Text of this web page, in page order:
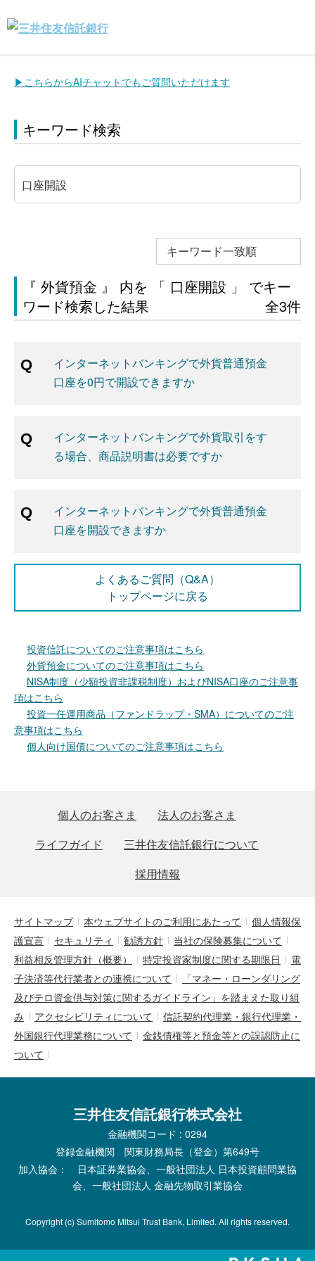
▶こちらからAIチャットでもご質問いただけます
キーワード検索
キーワード一致順
『 外貨預金 』 内を 「 口座開設 」 でキー
ワード検索した結果
全3件
インターネットバンキングで外貨普通預金
口座を0円で開設できますか
インターネットバンキングで外貨取引をす
る場合、商品説明書は必要ですか
インターネットバンキングで外貨普通預金
口座を開設できますか
よくあるご質問（Q&A）
トップページに戻る
投資信託についてのご注意事項はこちら
外貨預金についてのご注意事項はこちら
NISA制度（少額投資非課税制度）およびNISA口座のご注意事
項はこちら
投資一任運用商品（ファンドラップ・SMA）についてのご注
意事項はこちら
個人向け国債についてのご注意事項はこちら
個人のお客さま
法人のお客さま
ライフガイド
三井住友信託銀行について
採用情報
サイトマップ 本ウェブサイトのご利用にあたって
個人情報保
護宣言
セキュリティ 勧誘方針
当社の保険募集について
利益相反管理方針（概要）
特定投資家制度に関する期限日
電
子決済等代行業者との連携について
「マネー・ローンダリング
及びテロ資金供与対策に関するガイドライン」を踏まえた取り組
み
アクセシビリティについて
信託契約代理業・銀行代理業・
外国銀行代理業務について
金銭債権等と預金等との誤認防止に
ついて
三井住友信託銀行株式会社
金融機関コード : 0294
登録金融機関 関東財務局長（登金）第649号
加入協会： 日本証券業協会、一般社団法人 日本投資顧問業協
会、一般社団法人 金融先物取引業協会
Copyright (c) Sumitomo Mitsui Trust Bank, Limited. All rights reserved.